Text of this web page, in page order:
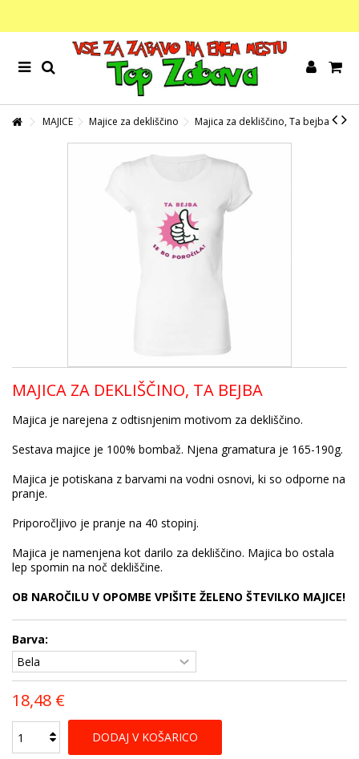
MAJICE Majice za dekliščino Majica za dekliščino, Ta bejba
MAJICA ZA DEKLIŠČINO, TA BEJBA
Majica je narejena z odtisnjenim motivom za dekliščino.
Sestava majice je 100% bombaž. Njena gramatura je 165-190g.
Majica je potiskana z barvami na vodni osnovi, ki so odporne na
pranje.
Priporočljivo je pranje na 40 stopinj.
Majica je namenjena kot darilo za dekliščino. Majica bo ostala
lep spomin na noč dekliščine.
OB NAROČILU V OPOMBE VPIŠITE ŽELENO ŠTEVILKO MAJICE!
Barva:
18,48 €
DODAJ V KOŠARICO